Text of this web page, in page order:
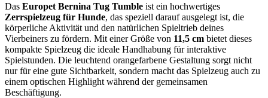
Das Europet Bernina Tug Tumble ist ein hochwertiges
Zerrspielzeug für Hunde, das speziell darauf ausgelegt ist, die
körperliche Aktivität und den natürlichen Spieltrieb deines
Vierbeiners zu fördern. Mit einer Größe von 11,5 cm bietet dieses
kompakte Spielzeug die ideale Handhabung für interaktive
Spielstunden. Die leuchtend orangefarbene Gestaltung sorgt nicht
nur für eine gute Sichtbarkeit, sondern macht das Spielzeug auch zu
einem optischen Highlight während der gemeinsamen
Beschäftigung.